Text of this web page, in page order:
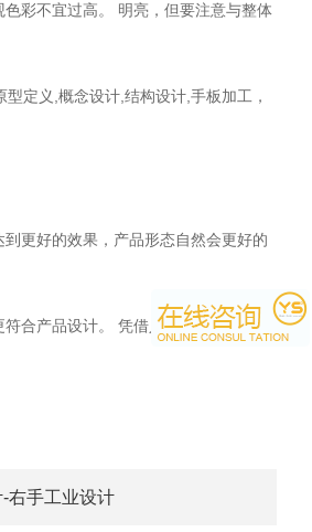
彩不宜过高。 明亮，但要注意与整体
定义,概念设计,结构设计,手板加工，
更好的效果，产品形态自然会更好的
合产品设计。 凭借人性化的特点，更
-右手工业设计